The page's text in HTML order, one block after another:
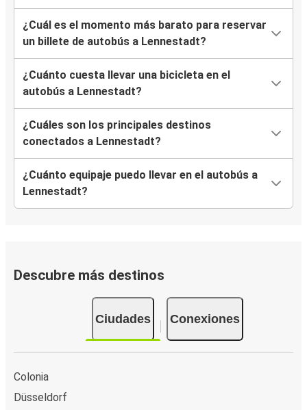
¿Cuál es el momento más barato para reservar
un billete de autobús a Lennestadt?
¿Cuánto cuesta llevar una bicicleta en el
autobús a Lennestadt?
¿Cuáles son los principales destinos
conectados a Lennestadt?
¿Cuánto equipaje puedo llevar en el autobús a
Lennestadt?
Descubre más destinos
Ciudades Conexiones
Colonia
Düsseldorf